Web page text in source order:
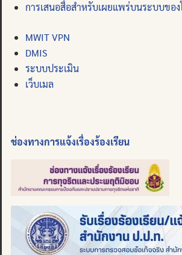
การเสนอสื่อสำหรับเผยแพร่บนระบบของ
MWIT VPN
DMIS
ระบบประเมิน
เว็บเมล
ช่องทางการแจ้งเรื่องร้องเรียน